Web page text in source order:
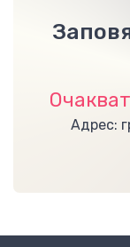
Адрес: